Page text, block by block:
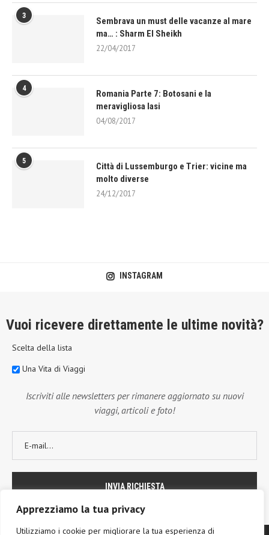
Apprezziamo la tua privacy
Utilizziamo i cookie per migliorare la tua esperienza di
3
Sembrava un must delle vacanze al mare
ma… : Sharm El Sheikh
22/04/2017
4
Romania Parte 7: Botosani e la
meravigliosa Iasi
04/08/2017
5
Città di Lussemburgo e Trier: vicine ma
molto diverse
24/12/2017
INSTAGRAM
Vuoi ricevere direttamente le ultime novità?
Scelta della lista
Una Vita di Viaggi
Iscriviti alle newsletters per rimanere aggiornato su nuovi
viaggi, articoli e foto!